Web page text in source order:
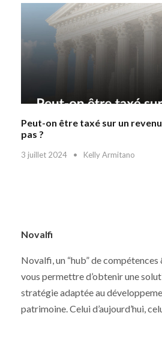
Peut-on être taxé sur un
pas ?
3 juillet 2024 • Kelly Armitano
Novalfi
Novalfi, un “hub” de
vous permettre d’obtenir une
stratégie adaptée au
patrimoine. Celui d’aujourd’hui,